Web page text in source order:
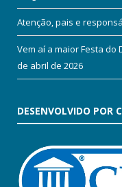
Atenção, pais e
Vem aí a maior Festa do
de abril de 2026
DESENVOLVIDO POR